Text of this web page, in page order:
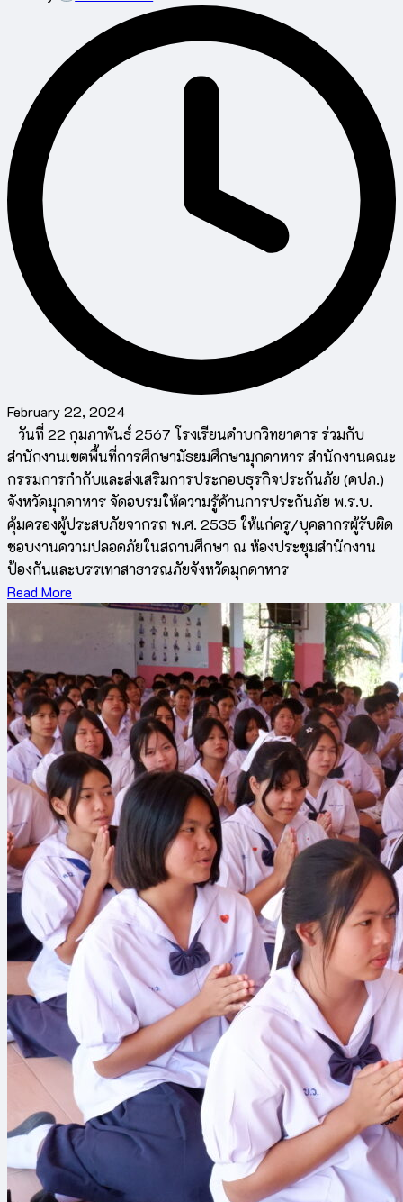
by
February 22, 2024
วันที่ 22 กุมภาพันธ์ 2567 โรงเรียนคำบกวิทยาคาร ร่วมกับ
สำนักงานเขตพื้นที่การศึกษามัธยมศึกษามุกดาหาร สำนักงานคณะ
กรรมการกำกับและส่งเสริมการประกอบธุรกิจประกันภัย (คปภ.)
จังหวัดมุกดาหาร จัดอบรมให้ความรู้ด้านการประกันภัย พ.ร.บ.
คุ้มครองผู้ประสบภัยจากรถ พ.ศ. 2535 ให้แก่ครู/บุคลากรผู้รับผิด
ชอบงานความปลอดภัยในสถานศึกษา ณ ห้องประชุมสำนักงาน
ป้องกันและบรรเทาสาธารณภัยจังหวัดมุกดาหาร
Read More